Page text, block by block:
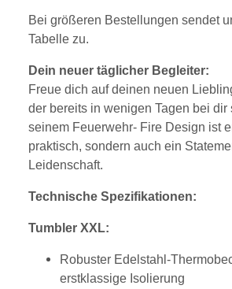
Bei größeren Bestellungen sendet
Tabelle zu.
Dein neuer täglicher Begleiter:
Freue dich auf deinen neuen
der bereits in wenigen Tagen bei dir
seinem Feuerwehr- Fire Design ist
praktisch, sondern auch ein
Leidenschaft.
Technische Spezifikationen:
Tumbler XXL:
Robuster Edelstahl-
erstklassige Isolierung